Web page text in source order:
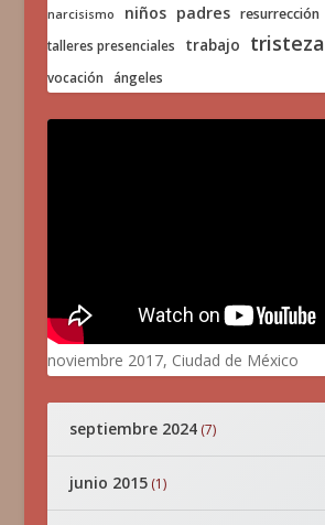
narcisismo niños padres resurrección
talleres presenciales trabajo tristeza
vocación ángeles
noviembre 2017, Ciudad de México
septiembre 2024(7)
junio 2015(1)